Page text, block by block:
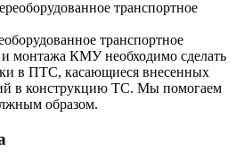
транспортное
монтажа КМУ необходимо сделать
в ПТС, касающиеся внесенных
в конструкцию ТС. Мы помогаем
образом.